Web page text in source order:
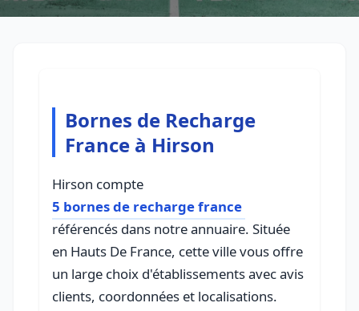
Bornes de Recharge
France à Hirson
Hirson compte
5 bornes de recharge france
référencés dans notre annuaire. Située
en Hauts De France, cette ville vous offre
un large choix d'établissements avec avis
clients, coordonnées et localisations.